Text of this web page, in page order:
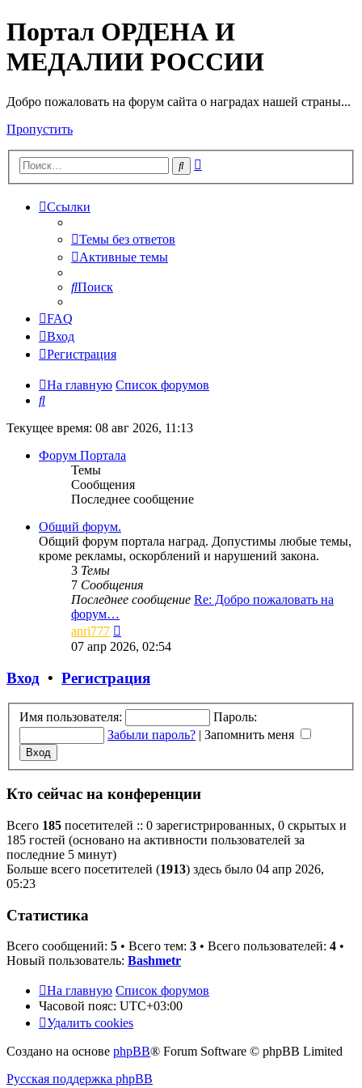
Портал ОРДЕНА И
МЕДАЛИИ РОССИИ
Добро пожаловать на форум сайта о наградах нашей страны...
Пропустить
Поиск
Ссылки
Темы без ответов
Активные темы
Поиск
FAQ
Вход
Регистрация
На главную Список форумов
Поиск
Текущее время: 08 авг 2026, 11:13
Форум Портала
Темы
Сообщения
Последнее сообщение
Общий форум.
Общий форум портала наград. Допустимы любые темы,
кроме рекламы, оскорблений и нарушений закона.
3 Темы
7 Сообщения
Последнее сообщение Re: Добро пожаловать на
форум…
anri777
к
07 апр 2026, 02:54
Вход • Регистрация
Имя пользователя:
Пароль:
Забыли пароль? | Запомнить меня
Кто сейчас на конференции
Всего 185 посетителей :: 0 зарегистрированных, 0 скрытых и
185 гостей (основано на активности пользователей за
последние 5 минут)
Больше всего посетителей (1913) здесь было 04 апр 2026,
05:23
Статистика
Всего сообщений: 5 • Всего тем: 3 • Всего пользователей: 4 •
Новый пользователь: Bashmetr
На главную Список форумов
Часовой пояс: UTC+03:00
Удалить cookies
Создано на основе phpBB® Forum Software © phpBB Limited
Русская поддержка phpBB